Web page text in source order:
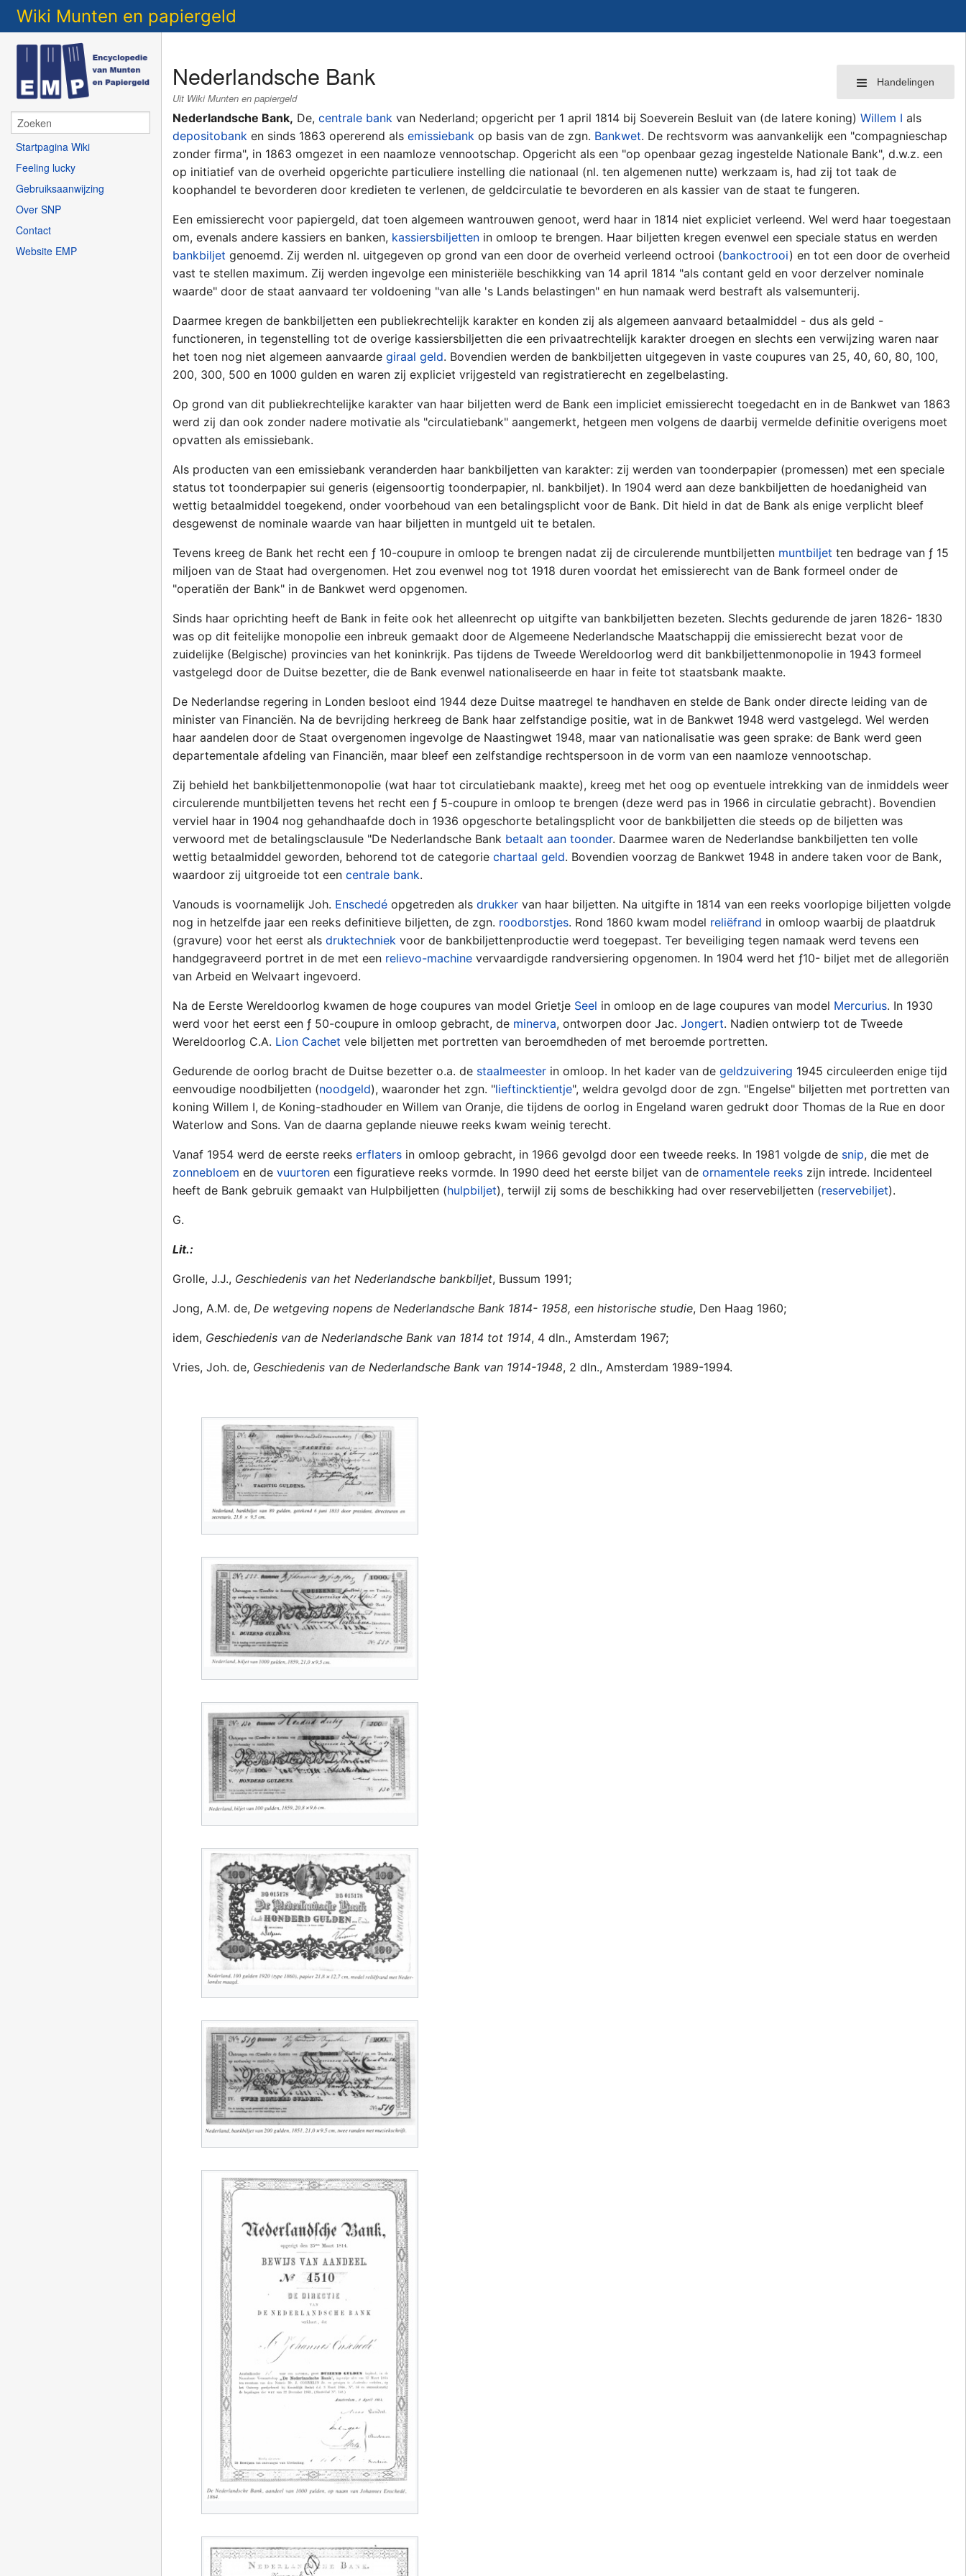
Wiki Munten en papiergeld
Startpagina Wiki
Feeling lucky
Gebruiksaanwijzing
Over SNP
Contact
Website EMP
Handelingen
Nederlandsche Bank
Uit Wiki Munten en papiergeld
Nederlandsche Bank, De,centrale bank van Nederland; opgericht per 1 april 1814 bij Soeverein Besluit van (de latere koning)Willem I als
depositobank en sinds 1863 opererend alsemissiebank op basis van de zgn. Bankwet. De rechtsvorm was aanvankelijk een "compagnieschap
zonder firma", in 1863 omgezet in een naamloze vennootschap. Opgericht als een "op openbaar gezag ingestelde Nationale Bank", d.w.z. een
op initiatief van de overheid opgerichte particuliere instelling die nationaal (nl. ten algemenen nutte) werkzaam is, had zij tot taak de
koophandel te bevorderen door kredieten te verlenen, de geldcirculatie te bevorderen en als kassier van de staat te fungeren.
Een emissierecht voor papiergeld, dat toen algemeen wantrouwen genoot, werd haar in 1814 niet expliciet verleend. Wel werd haar toegestaan
om, evenals andere kassiers en banken, kassiersbiljetten in omloop te brengen. Haar biljetten kregen evenwel een speciale status en werden
bankbiljet genoemd. Zij werden nl. uitgegeven op grond van een door de overheid verleend octrooi (bankoctrooi) en tot een door de overheid
vast te stellen maximum. Zij werden ingevolge een ministeriële beschikking van 14 april 1814 "als contant geld en voor derzelver nominale
waarde" door de staat aanvaard ter voldoening "van alle 's Lands belastingen" en hun namaak werd bestraft als valsemunterij.
Daarmee kregen de bankbiljetten een publiekrechtelijk karakter en konden zij als algemeen aanvaard betaalmiddel - dus als geld -
functioneren, in tegenstelling tot de overige kassiersbiljetten die een privaatrechtelijk karakter droegen en slechts een verwijzing waren naar
het toen nog niet algemeen aanvaardegiraal geld. Bovendien werden de bankbiljetten uitgegeven in vaste coupures van 25, 40, 60, 80, 100,
200, 300, 500 en 1000 gulden en waren zij expliciet vrijgesteld van registratierecht en zegelbelasting.
Op grond van dit publiekrechtelijke karakter van haar biljetten werd de Bank een impliciet emissierecht toegedacht en in de Bankwet van 1863
werd zij dan ook zonder nadere motivatie als "circulatiebank" aangemerkt, hetgeen men volgens de daarbij vermelde definitie overigens moet
opvatten als emissiebank.
Als producten van een emissiebank veranderden haar bankbiljetten van karakter: zij werden van toonderpapier (promessen) met een speciale
status tot toonderpapier sui generis (eigensoortig toonderpapier, nl. bankbiljet). In 1904 werd aan deze bankbiljetten de hoedanigheid van
wettig betaalmiddel toegekend, onder voorbehoud van een betalingsplicht voor de Bank. Dit hield in dat de Bank als enige verplicht bleef
desgewenst de nominale waarde van haar biljetten in muntgeld uit te betalen.
Tevens kreeg de Bank het recht een ƒ 10-coupure in omloop te brengen nadat zij de circulerende muntbiljetten muntbiljet ten bedrage van ƒ 15
miljoen van de Staat had overgenomen. Het zou evenwel nog tot 1918 duren voordat het emissierecht van de Bank formeel onder de
"operatiën der Bank" in de Bankwet werd opgenomen.
Sinds haar oprichting heeft de Bank in feite ook het alleenrecht op uitgifte van bankbiljetten bezeten. Slechts gedurende de jaren 1826- 1830
was op dit feitelijke monopolie een inbreuk gemaakt door de Algemeene Nederlandsche Maatschappij die emissierecht bezat voor de
zuidelijke (Belgische) provincies van het koninkrijk. Pas tijdens de Tweede Wereldoorlog werd dit bankbiljettenmonopolie in 1943 formeel
vastgelegd door de Duitse bezetter, die de Bank evenwel nationaliseerde en haar in feite tot staatsbank maakte.
De Nederlandse regering in Londen besloot eind 1944 deze Duitse maatregel te handhaven en stelde de Bank onder directe leiding van de
minister van Financiën. Na de bevrijding herkreeg de Bank haar zelfstandige positie, wat in de Bankwet 1948 werd vastgelegd. Wel werden
haar aandelen door de Staat overgenomen ingevolge de Naastingwet 1948, maar van nationalisatie was geen sprake: de Bank werd geen
departementale afdeling van Financiën, maar bleef een zelfstandige rechtspersoon in de vorm van een naamloze vennootschap.
Zij behield het bankbiljettenmonopolie (wat haar tot circulatiebank maakte), kreeg met het oog op eventuele intrekking van de inmiddels weer
circulerende muntbiljetten tevens het recht een ƒ 5-coupure in omloop te brengen (deze werd pas in 1966 in circulatie gebracht). Bovendien
verviel haar in 1904 nog gehandhaafde doch in 1936 opgeschorte betalingsplicht voor de bankbiljetten die steeds op de biljetten was
verwoord met de betalingsclausule "De Nederlandsche Bank betaalt aan toonder. Daarmee waren de Nederlandse bankbiljetten ten volle
wettig betaalmiddel geworden, behorend tot de categoriechartaal geld. Bovendien voorzag de Bankwet 1948 in andere taken voor de Bank,
waardoor zij uitgroeide tot eencentrale bank.
Vanouds is voornamelijk Joh. Enschedé opgetreden alsdrukker van haar biljetten. Na uitgifte in 1814 van een reeks voorlopige biljetten volgde
nog in hetzelfde jaar een reeks definitieve biljetten, de zgn. roodborstjes. Rond 1860 kwam model reliëfrand in omloop waarbij de plaatdruk
(gravure) voor het eerst alsdruktechniek voor de bankbiljettenproductie werd toegepast. Ter beveiliging tegen namaak werd tevens een
handgegraveerd portret in de met een relievo-machine vervaardigde randversiering opgenomen. In 1904 werd het ƒ10- biljet met de allegoriën
van Arbeid en Welvaart ingevoerd.
Na de Eerste Wereldoorlog kwamen de hoge coupures van model Grietje Seel in omloop en de lage coupures van model Mercurius. In 1930
werd voor het eerst een ƒ 50-coupure in omloop gebracht, de minerva, ontworpen door Jac.Jongert. Nadien ontwierp tot de Tweede
Wereldoorlog C.A. Lion Cachet vele biljetten met portretten van beroemdheden of met beroemde portretten.
Gedurende de oorlog bracht de Duitse bezetter o.a. de staalmeester in omloop. In het kader van degeldzuivering 1945 circuleerden enige tijd
eenvoudige noodbiljetten (noodgeld), waaronder het zgn. "lieftincktientje", weldra gevolgd door de zgn. "Engelse" biljetten met portretten van
koning Willem I, de Koning-stadhouder en Willem van Oranje, die tijdens de oorlog in Engeland waren gedrukt door Thomas de la Rue en door
Waterlow and Sons. Van de daarna geplande nieuwe reeks kwam weinig terecht.
Vanaf 1954 werd de eerste reekserflaters in omloop gebracht, in 1966 gevolgd door een tweede reeks. In 1981 volgde de snip, die met de
zonnebloem en devuurtoren een figuratieve reeks vormde. In 1990 deed het eerste biljet van deornamentele reeks zijn intrede. Incidenteel
heeft de Bank gebruik gemaakt van Hulpbiljetten (hulpbiljet), terwijl zij soms de beschikking had over reservebiljetten (reservebiljet).
G.
Lit.:
Grolle, J.J., Geschiedenis van het Nederlandsche bankbiljet, Bussum 1991;
Jong, A.M. de,De wetgeving nopens de Nederlandsche Bank 1814- 1958, een historische studie, Den Haag 1960;
idem, Geschiedenis van de Nederlandsche Bank van 1814 tot 1914, 4 dln., Amsterdam 1967;
Vries, Joh. de, Geschiedenis van de Nederlandsche Bank van 1914-1948, 2 dln., Amsterdam 1989-1994.